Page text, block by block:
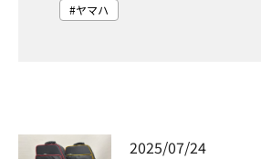
ヤマハ
2025/07/24